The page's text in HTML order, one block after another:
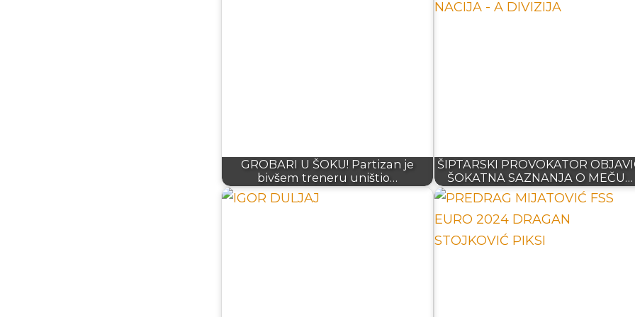
GROBARI U ŠOKU! Partizan je
bivšem treneru uništio…
ŠIPTARSKI PROVOKATOR
ŠOKATNA SAZNANJA O MEČU…